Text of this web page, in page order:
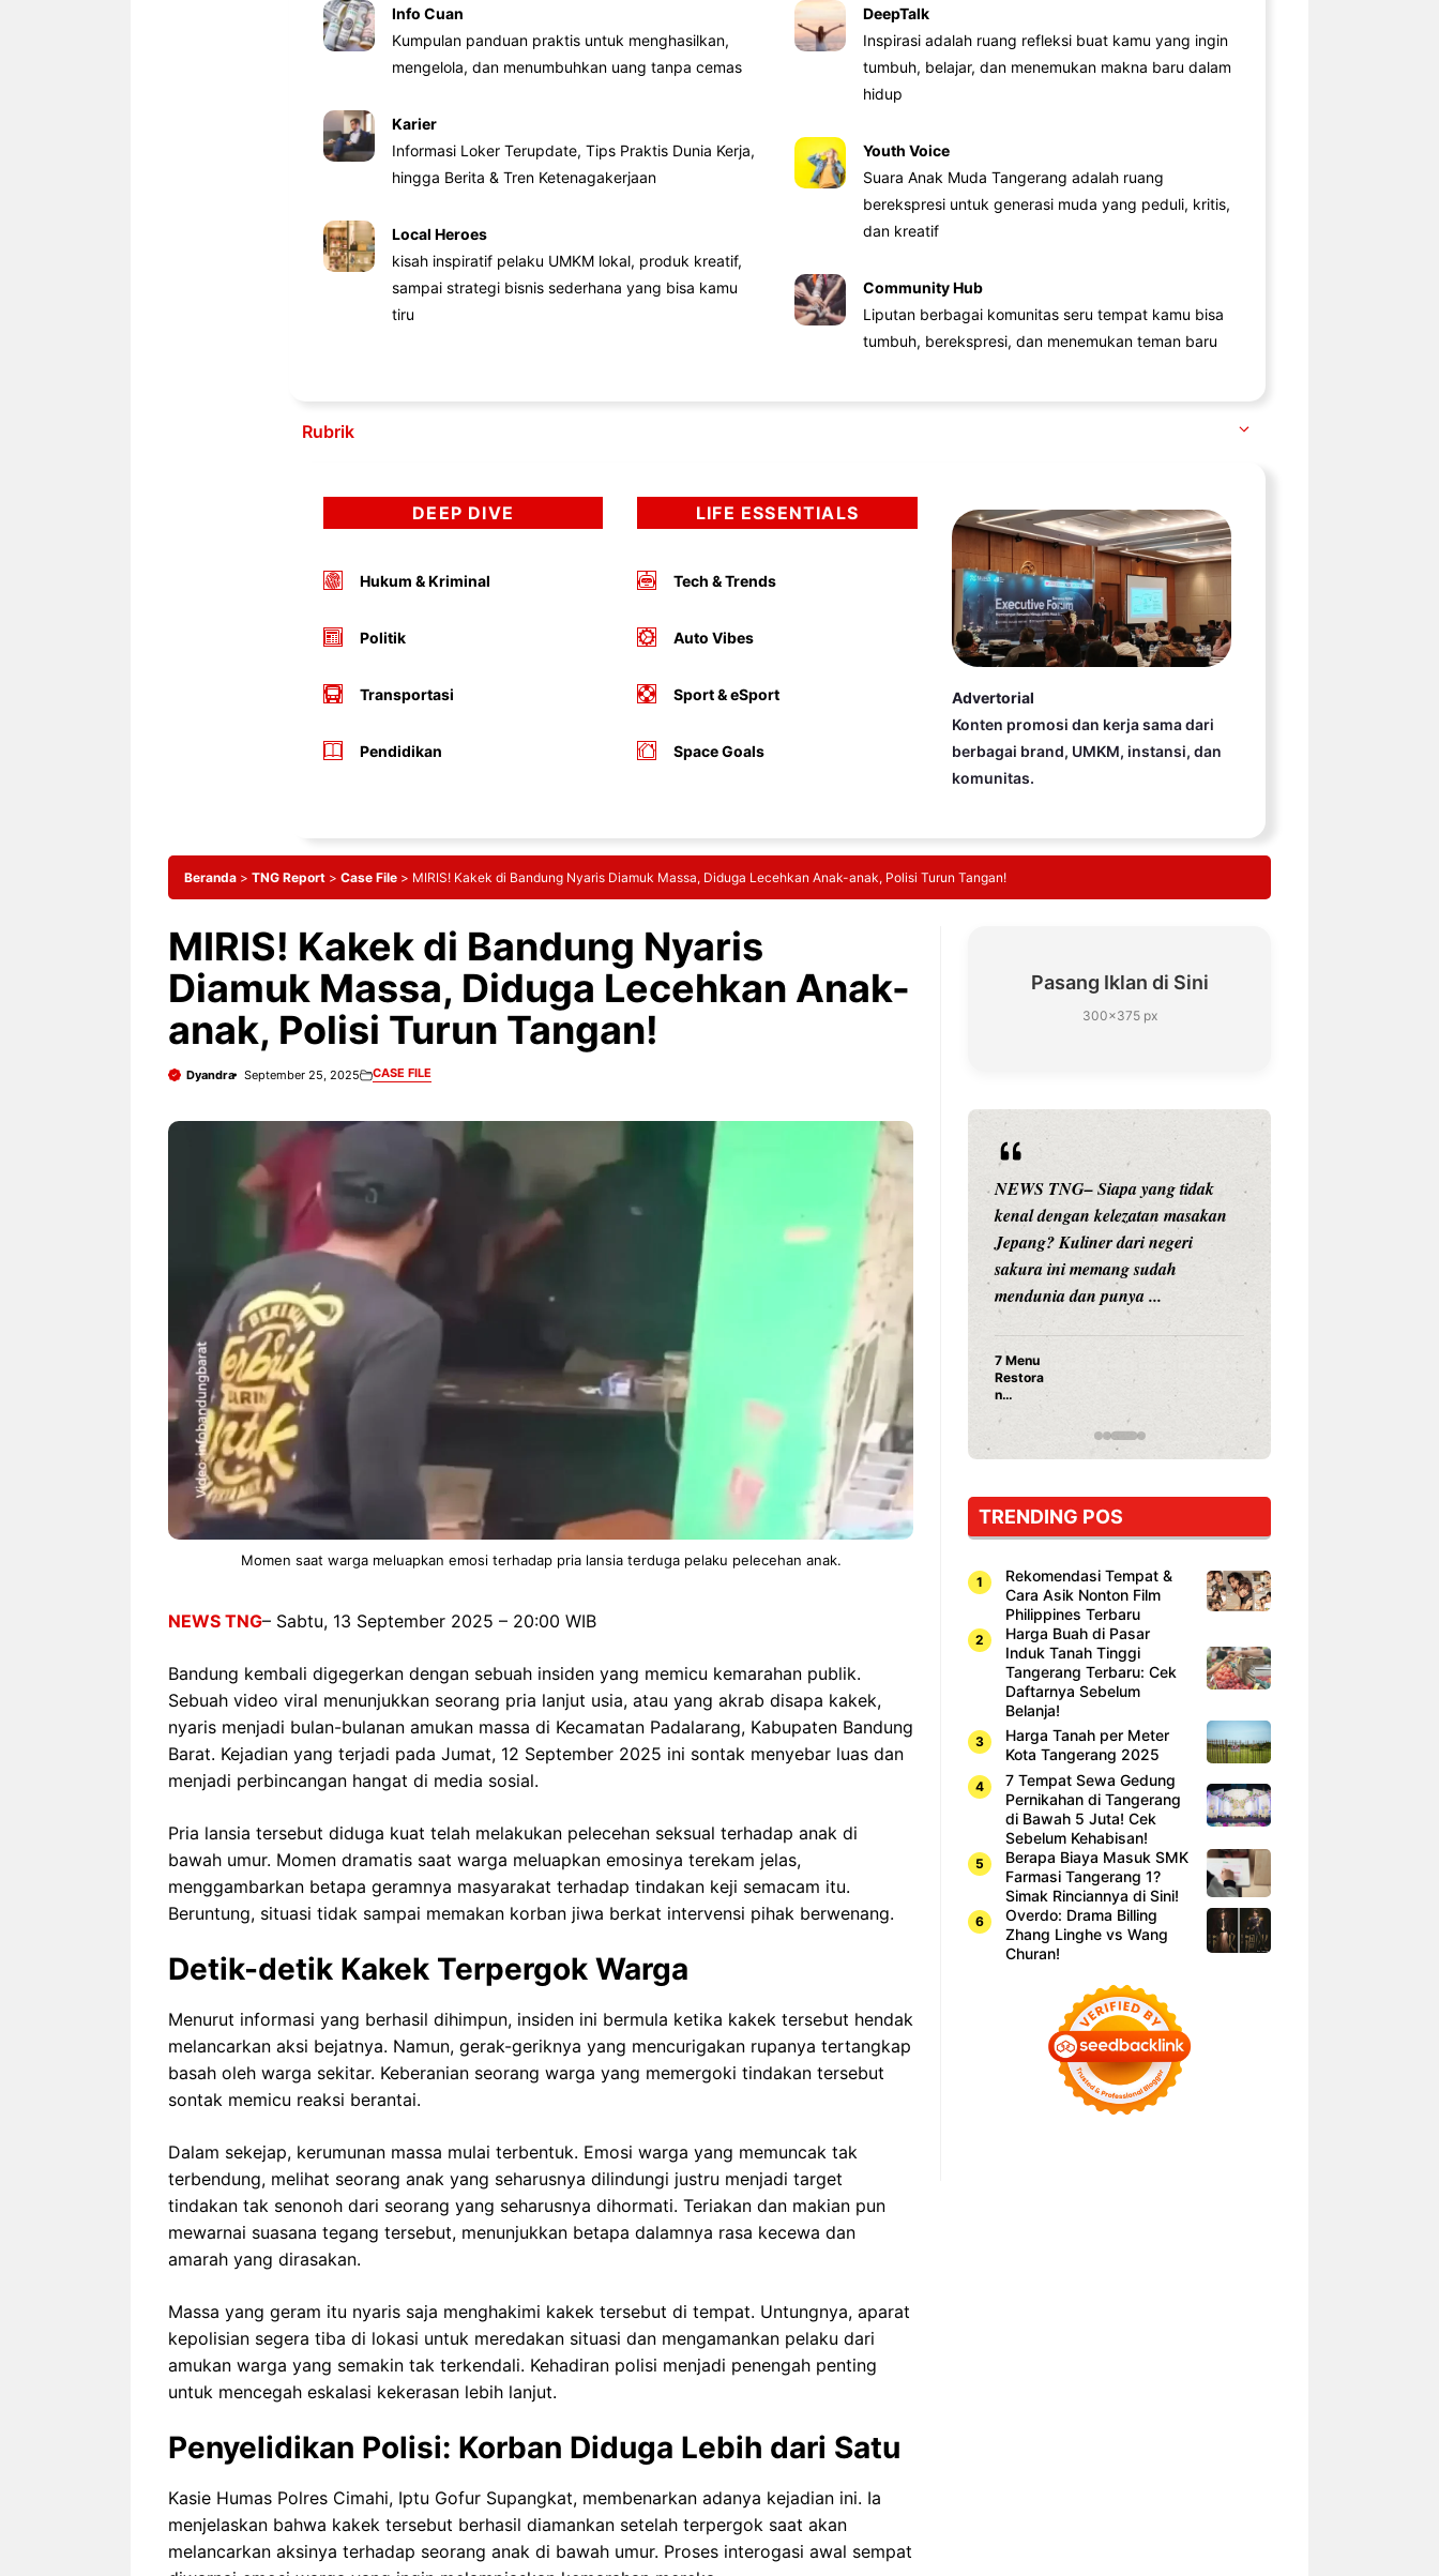
Info Cuan
Kumpulan panduan praktis untuk menghasilkan,
mengelola, dan menumbuhkan uang tanpa cemas
Karier
Informasi Loker Terupdate, Tips Praktis Dunia Kerja,
hingga Berita & Tren Ketenagakerjaan
Local Heroes
kisah inspiratif pelaku UMKM lokal, produk kreatif,
sampai strategi bisnis sederhana yang bisa kamu
tiru
DeepTalk
Inspirasi adalah ruang refleksi buat kamu yang ingin
tumbuh, belajar, dan menemukan makna baru dalam
hidup
Youth Voice
Suara Anak Muda Tangerang adalah ruang
berekspresi untuk generasi muda yang peduli, kritis,
dan kreatif
Community Hub
Liputan berbagai komunitas seru tempat kamu bisa
tumbuh, berekspresi, dan menemukan teman baru
Rubrik
DEEP DIVE
Hukum & Kriminal
Politik
Transportasi
Pendidikan
LIFE ESSENTIALS
Tech & Trends
Auto Vibes
Sport & eSport
Space Goals
Advertorial
Konten promosi dan kerja sama dari
berbagai brand, UMKM, instansi, dan
komunitas.
Beranda > TNG Report > Case File > MIRIS! Kakek di Bandung Nyaris Diamuk Massa, Diduga Lecehkan Anak-anak, Polisi Turun Tangan!
MIRIS! Kakek di Bandung Nyaris
Diamuk Massa, Diduga Lecehkan Anak-
anak, Polisi Turun Tangan!
Dyandra September 25, 2025 CASE FILE
Momen saat warga meluapkan emosi terhadap pria lansia terduga pelaku pelecehan anak.
NEWS TNG– Sabtu, 13 September 2025 – 20:00 WIB
Bandung kembali digegerkan dengan sebuah insiden yang memicu kemarahan publik.
Sebuah video viral menunjukkan seorang pria lanjut usia, atau yang akrab disapa kakek,
nyaris menjadi bulan-bulanan amukan massa di Kecamatan Padalarang, Kabupaten Bandung
Barat. Kejadian yang terjadi pada Jumat, 12 September 2025 ini sontak menyebar luas dan
menjadi perbincangan hangat di media sosial.
Pria lansia tersebut diduga kuat telah melakukan pelecehan seksual terhadap anak di
bawah umur. Momen dramatis saat warga meluapkan emosinya terekam jelas,
menggambarkan betapa geramnya masyarakat terhadap tindakan keji semacam itu.
Beruntung, situasi tidak sampai memakan korban jiwa berkat intervensi pihak berwenang.
Detik-detik Kakek Terpergok Warga
Menurut informasi yang berhasil dihimpun, insiden ini bermula ketika kakek tersebut hendak
melancarkan aksi bejatnya. Namun, gerak-geriknya yang mencurigakan rupanya tertangkap
basah oleh warga sekitar. Keberanian seorang warga yang memergoki tindakan tersebut
sontak memicu reaksi berantai.
Dalam sekejap, kerumunan massa mulai terbentuk. Emosi warga yang memuncak tak
terbendung, melihat seorang anak yang seharusnya dilindungi justru menjadi target
tindakan tak senonoh dari seorang yang seharusnya dihormati. Teriakan dan makian pun
mewarnai suasana tegang tersebut, menunjukkan betapa dalamnya rasa kecewa dan
amarah yang dirasakan.
Massa yang geram itu nyaris saja menghakimi kakek tersebut di tempat. Untungnya, aparat
kepolisian segera tiba di lokasi untuk meredakan situasi dan mengamankan pelaku dari
amukan warga yang semakin tak terkendali. Kehadiran polisi menjadi penengah penting
untuk mencegah eskalasi kekerasan lebih lanjut.
Penyelidikan Polisi: Korban Diduga Lebih dari Satu
Kasie Humas Polres Cimahi, Iptu Gofur Supangkat, membenarkan adanya kejadian ini. Ia
menjelaskan bahwa kakek tersebut berhasil diamankan setelah terpergok saat akan
melancarkan aksinya terhadap seorang anak di bawah umur. Proses interogasi awal sempat
Pasang Iklan di Sini
300×375 px
NEWS TNG– Siapa sangka, dua
Prasetyo, kini merambah dunia
Nunung Srimulat & Vicky
Prasetyo Buka Restoran
Ayam Panggang! Cuma Rp
15 Ribu, Resep Rahasia
Mami Bikin Nagih!
NEWS TNG– Bandung –
Menyambut pergantian tahun
2026, restoran all you can eat
Kakkoii All You Can Eat Bandung
menghadirkan ...
Sambut 2026, Kakkoii
Bandung Hadirkan Pesta All
You Can Eat Mulai Rp
145.000
NEWS TNG– Pernah gak sih
kamu mulai ngerjain sesuatu cuma
buat iseng-iseng, eh ternyata malah
jadi peluang bisnis yang
menguntungkan? ...
Dari Iseng Jadi Cuan: Kisah
TUM_ATUL yang Ubah
Hampers Jadi Bisnis Kece
NEWS TNG– Siapa yang tidak
kenal dengan kelezatan masakan
Jepang? Kuliner dari negeri
sakura ini memang sudah
mendunia dan punya ...
7 Menu
Restora
n
yang
Dicoba,
Cuma
Sushi!
TRENDING POS
Rekomendasi Tempat &
Cara Asik Nonton Film
Philippines Terbaru
Harga Buah di Pasar
Induk Tanah Tinggi
Tangerang Terbaru: Cek
Daftarnya Sebelum
Belanja!
Harga Tanah per Meter
Kota Tangerang 2025
7 Tempat Sewa Gedung
Pernikahan di Tangerang
di Bawah 5 Juta! Cek
Sebelum Kehabisan!
Berapa Biaya Masuk SMK
Farmasi Tangerang 1?
Simak Rinciannya di Sini!
Overdo: Drama Billing
Zhang Linghe vs Wang
Churan!